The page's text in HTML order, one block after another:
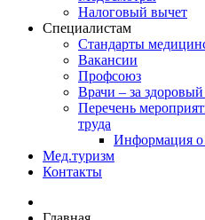
Налоговый вычет
Специалистам
Стандарты
Вакансии
Профсоюз
Врачи – за
Перечень
труда
Информация о
Мед.туризм
Контакты